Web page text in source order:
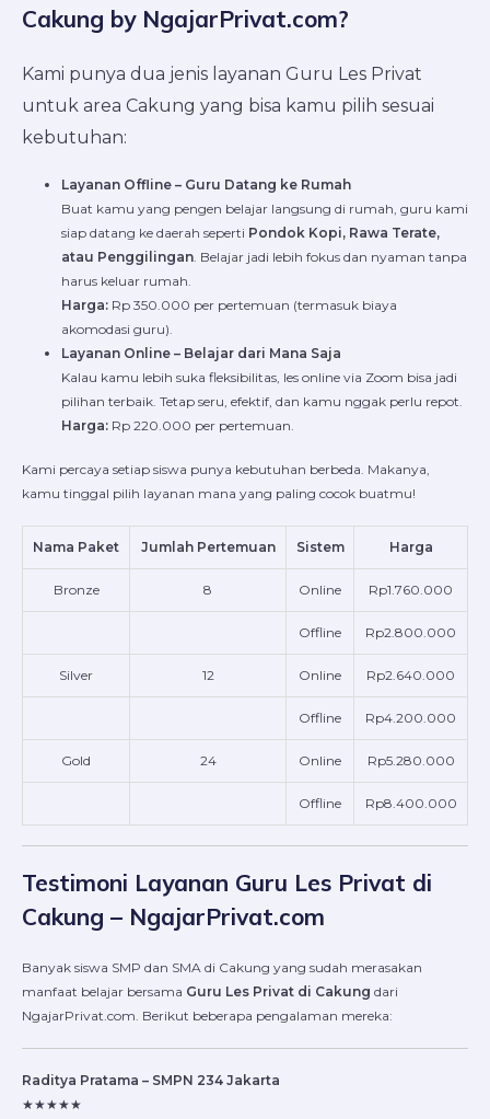
Cakung by NgajarPrivat.com?
Kami punya dua jenis layanan Guru Les Privat
untuk area Cakung yang bisa kamu pilih sesuai
kebutuhan:
Layanan Offline – Guru Datang ke Rumah
Buat kamu yang pengen belajar langsung di rumah, guru kami
siap datang ke daerah seperti Pondok Kopi, Rawa Terate,
atau Penggilingan . Belajar jadi lebih fokus dan nyaman tanpa
harus keluar rumah.
Harga: Rp 350.000 per pertemuan (termasuk biaya
akomodasi guru).
Layanan Online – Belajar dari Mana Saja
Kalau kamu lebih suka fleksibilitas, les online via Zoom bisa jadi
pilihan terbaik. Tetap seru, efektif, dan kamu nggak perlu repot.
Harga: Rp 220.000 per pertemuan.
Kami percaya setiap siswa punya kebutuhan berbeda. Makanya,
kamu tinggal pilih layanan mana yang paling cocok buatmu!
Nama Paket Jumlah Pertemuan Sistem Harga
Bronze 8 Online Rp1.760.000
Offline Rp2.800.000
Silver 12 Online Rp2.640.000
Offline Rp4.200.000
Gold 24 Online Rp5.280.000
Offline Rp8.400.000
Testimoni Layanan Guru Les Privat di
Cakung – NgajarPrivat.com
Banyak siswa SMP dan SMA di Cakung yang sudah merasakan
manfaat belajar bersama Guru Les Privat di Cakung dari
NgajarPrivat.com. Berikut beberapa pengalaman mereka:
Raditya Pratama – SMPN 234 Jakarta
★★★★★